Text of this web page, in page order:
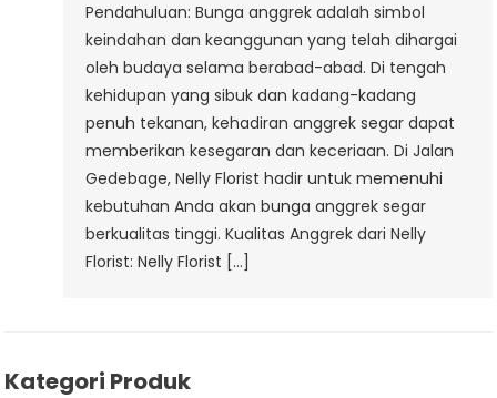
Florist
Di
Jalan
Gedebage
Pendahuluan: Bunga anggrek adalah simbol
keindahan dan keanggunan yang telah dihargai
oleh budaya selama berabad-abad. Di tengah
kehidupan yang sibuk dan kadang-kadang
penuh tekanan, kehadiran anggrek segar dapat
memberikan kesegaran dan keceriaan. Di Jalan
Gedebage, Nelly Florist hadir untuk memenuhi
kebutuhan Anda akan bunga anggrek segar
berkualitas tinggi. Kualitas Anggrek dari Nelly
Florist: Nelly Florist […]
Kategori Produk